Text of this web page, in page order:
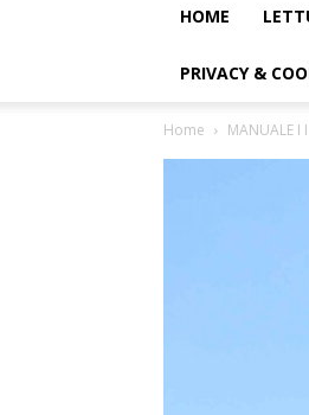
HOME
PRIVACY &
Home MANUALE I